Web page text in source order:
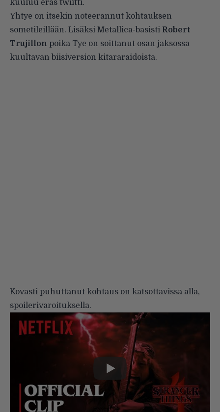
kuuluu eräs twiitti.
Yhtye on itsekin noteerannut kohtauksen
sometileillään. Lisäksi Metallica-basisti Robert
Trujillon poika Tye on soittanut osan jaksossa
kuultavan biisiversion kitararaidoista.
Kovasti puhuttanut kohtaus on katsottavissa alla,
spoilerivaroituksella.